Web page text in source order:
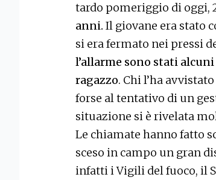
tardo pomeriggio di oggi,
anni. Il giovane era stato
si era fermato nei pressi
l’allarme sono stati
ragazzo. Chi l’ha
forse al tentativo di un
situazione si è rivelata
Le chiamate hanno fatto
sceso in campo un gran
infatti i Vigili del fuoco, il